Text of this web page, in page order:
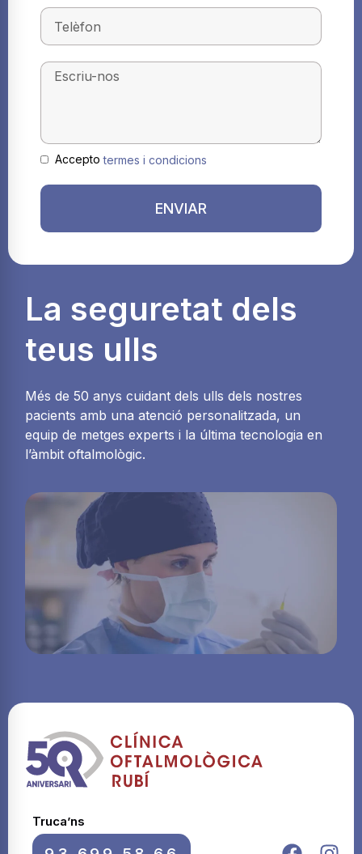
Acceptotermes i condicions
ENVIAR
La seguretat dels
teus ulls
Més de 50 anys cuidant dels ulls dels nostres
pacients amb una atenció personalitzada, un
equip de metges experts i la última tecnologia en
l’àmbit oftalmològic.
Truca’ns